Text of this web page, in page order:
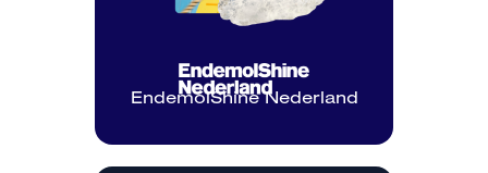
EndemolShine Nederland